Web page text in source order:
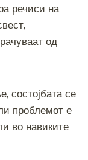
речиси на
од
состојбата се
проблемот е
во навиките